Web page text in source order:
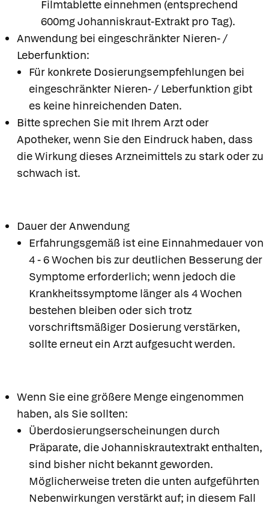
Filmtablette einnehmen (entsprechend
600mg Johanniskraut-Extrakt pro Tag).
Anwendung bei eingeschränkter Nieren- /
Leberfunktion:
Für konkrete Dosierungsempfehlungen bei
eingeschränkter Nieren- / Leberfunktion gibt
es keine hinreichenden Daten.
Bitte sprechen Sie mit Ihrem Arzt oder
Apotheker, wenn Sie den Eindruck haben, dass
die Wirkung dieses Arzneimittels zu stark oder zu
schwach ist.
Dauer der Anwendung
Erfahrungsgemäß ist eine Einnahmedauer von
4 - 6 Wochen bis zur deutlichen Besserung der
Symptome erforderlich; wenn jedoch die
Krankheitssymptome länger als 4 Wochen
bestehen bleiben oder sich trotz
vorschriftsmäßiger Dosierung verstärken,
sollte erneut ein Arzt aufgesucht werden.
Wenn Sie eine größere Menge eingenommen
haben, als Sie sollten:
Überdosierungserscheinungen durch
Präparate, die Johanniskrautextrakt enthalten,
sind bisher nicht bekannt geworden.
Möglicherweise treten die unten aufgeführten
Nebenwirkungen verstärkt auf; in diesem Fall